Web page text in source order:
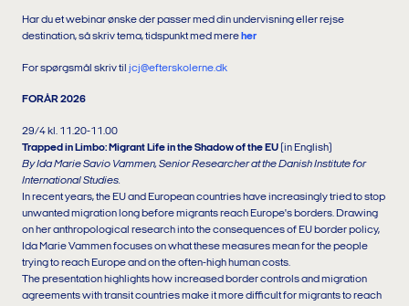
Har du et webinar ønske der passer med din undervisning eller rejse
destination, så skriv tema, tidspunkt med mere her
For spørgsmål skriv til jcj@efterskolerne.dk
FORÅR 2026
29/4 kl. 11.20-11.00
Trapped in Limbo: Migrant Life in the Shadow of the EU (in English)
By Ida Marie Savio Vammen, Senior Researcher at the Danish Institute for
International Studies.
In recent years, the EU and European countries have increasingly tried to stop
unwanted migration long before migrants reach Europe's borders. Drawing
on her anthropological research into the consequences of EU border policy,
Ida Marie Vammen focuses on what these measures mean for the people
trying to reach Europe and on the often-high human costs.
The presentation highlights how increased border controls and migration
agreements with transit countries make it more difficult for migrants to reach